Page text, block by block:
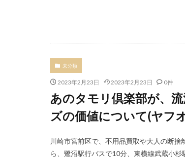
未分類
2023年2月23日 2023年2月23日 0件
あのタモリ倶楽部が、
ズの価値について(ヤフ
川崎市宮前区で、不用品買取や大人の断
ら、鷺沼駅行バスで10分、東横線武蔵小